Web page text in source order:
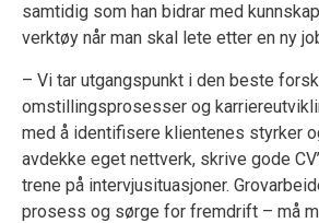
samtidig som han bidrar med
verktøy når man skal lete etter en ny
– Vi tar utgangspunkt i den beste
omstillingsprosesser og
med å identifisere klientenes styrker
avdekke eget nettverk, skrive gode
trene på intervjusituasjoner.
prosess og sørge for fremdrift – må